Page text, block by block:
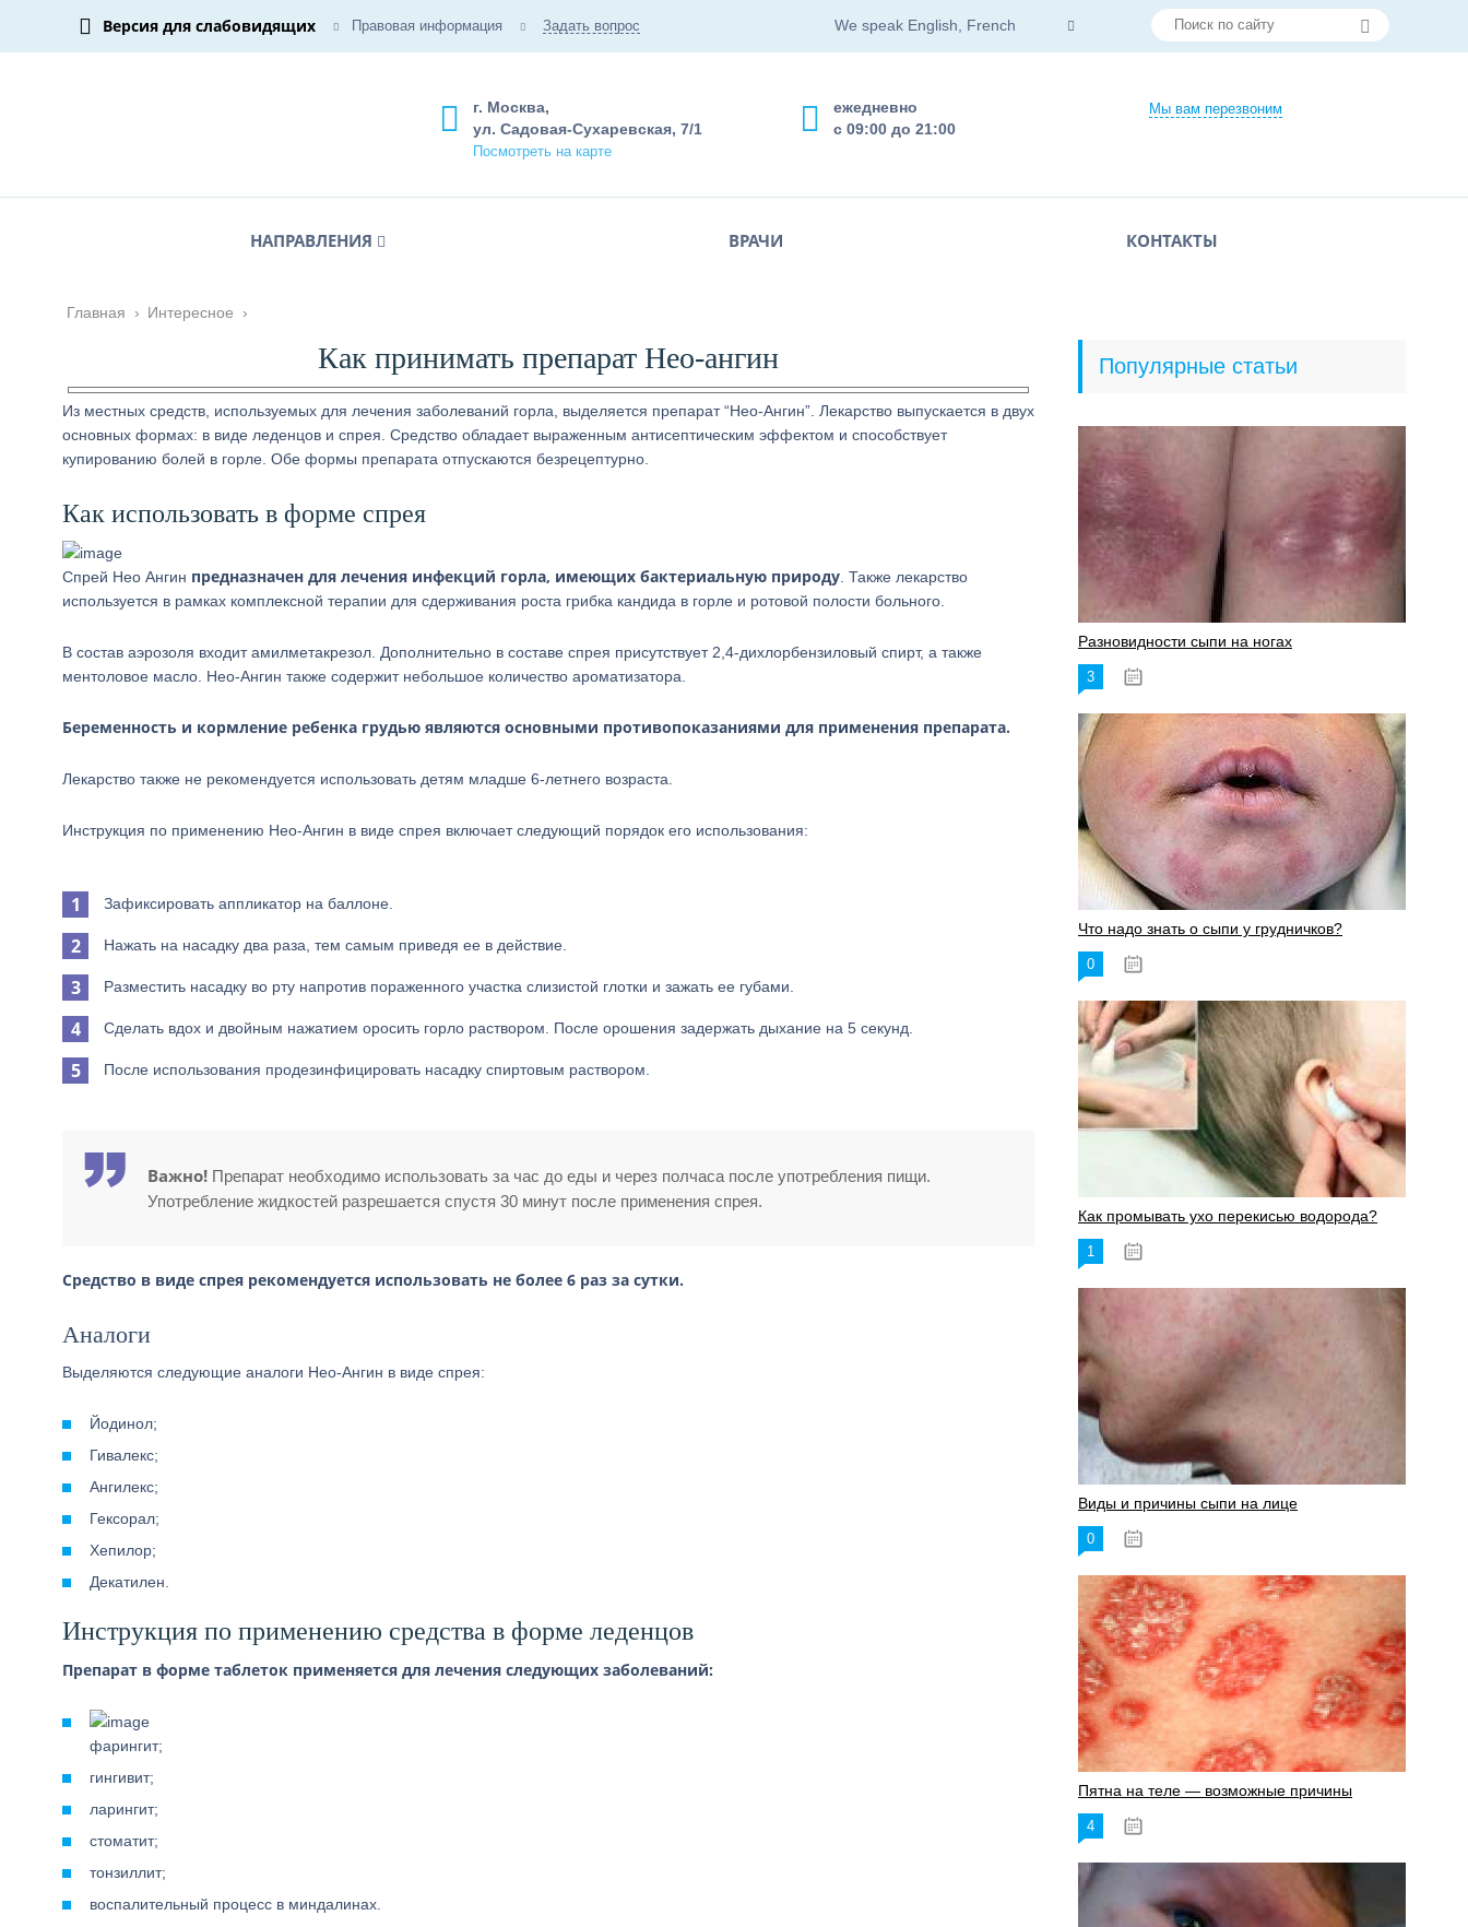
Версия для слабовидящих Правовая информация Задать вопрос We speak English, French
Мы вам перезвоним
ежедневно
с 09:00 до 21:00
г. Москва,
ул. Садовая-Сухаревская, 7/1
Посмотреть на карте
НАПРАВЛЕНИЯ ВРАЧИ КОНТАКТЫ
Главная › Интересное ›
Как принимать препарат Нео-ангин
Из местных средств, используемых для лечения заболеваний горла, выделяется препарат “Нео-Ангин”. Лекарство выпускается в двух
основных формах: в виде леденцов и спрея. Средство обладает выраженным антисептическим эффектом и способствует
купированию болей в горле. Обе формы препарата отпускаются безрецептурно.
Как использовать в форме спрея
Спрей Нео Ангин предназначен для лечения инфекций горла, имеющих бактериальную природу . Также лекарство
используется в рамках комплексной терапии для сдерживания роста грибка кандида в горле и ротовой полости больного.
В состав аэрозоля входит амилметакрезол. Дополнительно в составе спрея присутствует 2,4-дихлорбензиловый спирт, а также
ментоловое масло. Нео-Ангин также содержит небольшое количество ароматизатора.
Беременность и кормление ребенка грудью являются основными противопоказаниями для применения препарата.
Лекарство также не рекомендуется использовать детям младше 6-летнего возраста.
Инструкция по применению Нео-Ангин в виде спрея включает следующий порядок его использования:
Зафиксировать аппликатор на баллоне.
Нажать на насадку два раза, тем самым приведя ее в действие.
Разместить насадку во рту напротив пораженного участка слизистой глотки и зажать ее губами.
Сделать вдох и двойным нажатием оросить горло раствором. После орошения задержать дыхание на 5 секунд.
После использования продезинфицировать насадку спиртовым раствором.
Важно! Препарат необходимо использовать за час до еды и через полчаса после употребления пищи.
Употребление жидкостей разрешается спустя 30 минут после применения спрея.
Средство в виде спрея рекомендуется использовать не более 6 раз за сутки.
Аналоги
Выделяются следующие аналоги Нео-Ангин в виде спрея:
Йодинол;
Гивалекс;
Ангилекс;
Гексорал;
Хепилор;
Декатилен.
Инструкция по применению средства в форме леденцов
Препарат в форме таблеток применяется для лечения следующих заболеваний:
фарингит;
гингивит;
ларингит;
стоматит;
тонзиллит;
воспалительный процесс в миндалинах.
Популярные статьи
Разновидности сыпи на ногах
3
Что надо знать о сыпи у грудничков?
0
Как промывать ухо перекисью водорода?
1
Виды и причины сыпи на лице
0
Пятна на теле — возможные причины
4